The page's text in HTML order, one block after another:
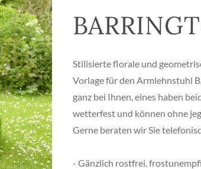
Stilisierte florale und
Vorlage für den Armlehnstuhl
ganz bei Ihnen, eines haben
wetterfest und können ohne
Gerne beraten wir Sie
- Gänzlich rostfrei,